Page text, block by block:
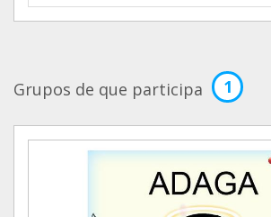
Grupos de que participa 1